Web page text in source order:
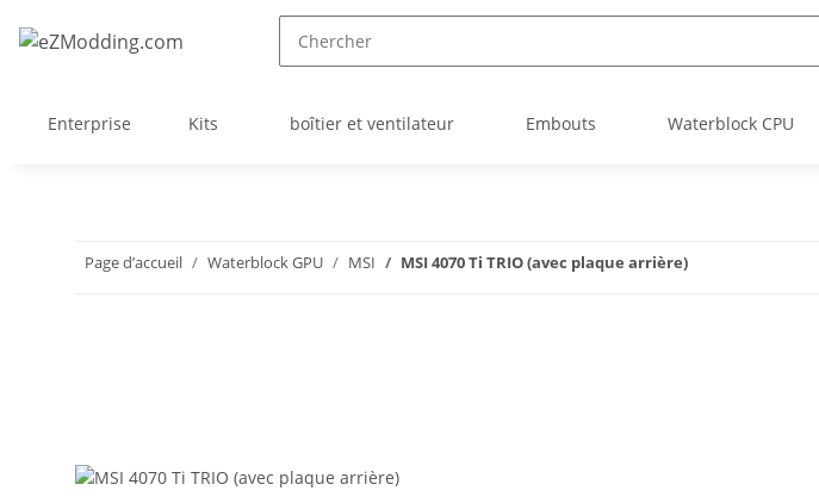
Enterprise Kits boîtier et ventilateur Embouts Waterblock CPU
Page d’accueil Waterblock GPU MSI MSI 4070 Ti TRIO (avec plaque arrière)